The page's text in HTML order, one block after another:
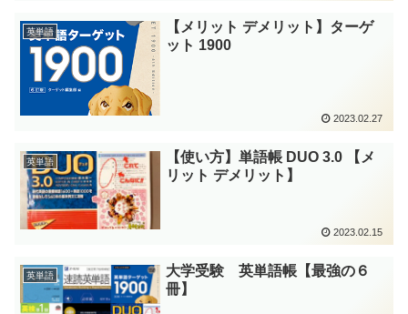
英単語
【メリット デメリット】ターゲ
ット 1900
2023.02.27
英単語
【使い方】単語帳 DUO 3.0 【メ
リット デメリット】
2023.02.15
英単語
大学受験 英単語帳【最強の６
冊】